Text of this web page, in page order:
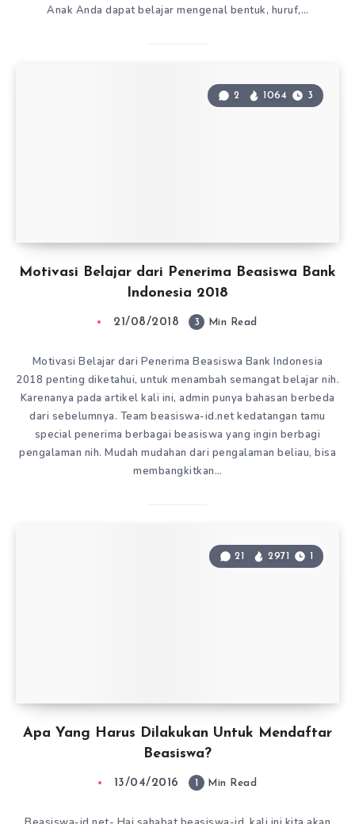
Anak Anda dapat belajar mengenal bentuk, huruf,…
Motivasi Belajar dari Penerima Beasiswa Bank
Indonesia 2018
2 1064 3
21/08/2018 3 Min Read
Motivasi Belajar dari Penerima Beasiswa Bank Indonesia
2018 penting diketahui, untuk menambah semangat belajar nih.
Karenanya pada artikel kali ini, admin punya bahasan berbeda
dari sebelumnya. Team beasiswa-id.net kedatangan tamu
special penerima berbagai beasiswa yang ingin berbagi
pengalaman nih. Mudah mudahan dari pengalaman beliau, bisa
membangkitkan…
Apa Yang Harus Dilakukan Untuk Mendaftar
Beasiswa?
21 2971 1
13/04/2016 1 Min Read